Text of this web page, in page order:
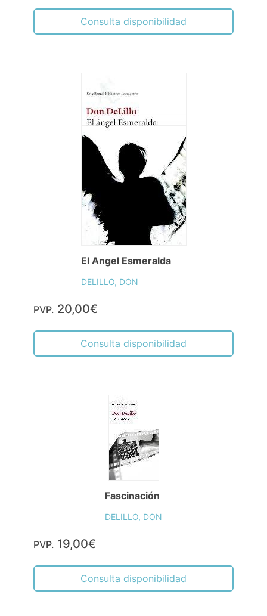
Consulta disponibilidad
El Angel Esmeralda
DELILLO, DON
PVP. 20,00€
Consulta disponibilidad
Fascinación
DELILLO, DON
PVP. 19,00€
Consulta disponibilidad